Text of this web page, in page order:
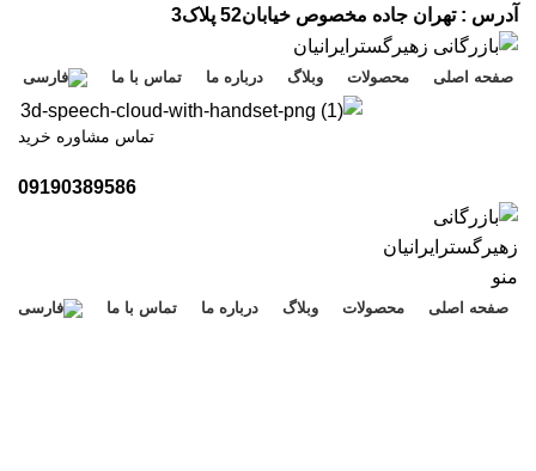
آدرس : تهران جاده مخصوص خیابان52 پلاک3
صفحه اصلی محصولات وبلاگ درباره ما تماس با ما
تماس مشاوره خرید
09190389586
منو
صفحه اصلی محصولات وبلاگ درباره ما تماس با ما